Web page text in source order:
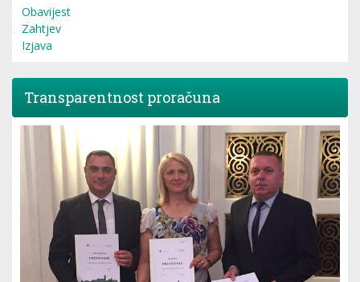
Obavijest
Zahtjev
Izjava
Transparentnost proračuna